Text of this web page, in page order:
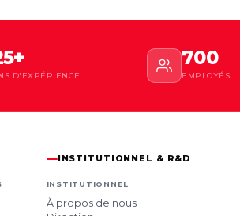
D'EXPÉRIENCE
700
EMPLOYÉS
INSTITUTIONNEL & R&D
INSTITUTIONNEL
À propos de nous